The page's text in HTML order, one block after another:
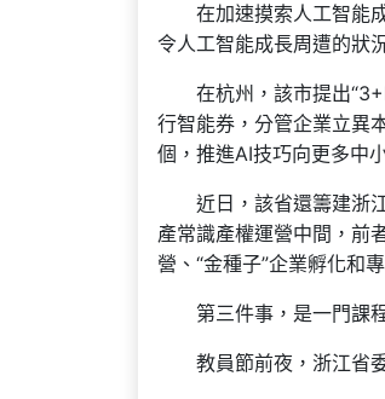
在加速摸索人工智能
令人工智能成長周遭的狀
在杭州，該市提出
行智能券，分管企業立異
個，推進AI技巧向更多中
近日，該省還籌建浙
產常識產權運營中間，前
營、“金種子”企業孵化和
第三件事，是一門課
教員節前夜，浙江省